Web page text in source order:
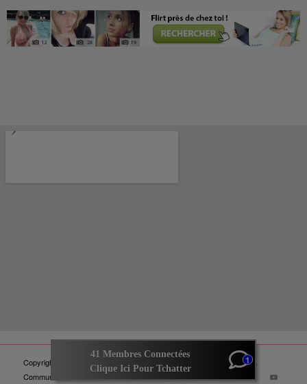
41 Membres Connectées
Clique Ici Pour Tchatter
1
Copyright @ 2023 Touts Droits Réservés
Optimisé Par La
Communautée
Tchat-Delire.fr